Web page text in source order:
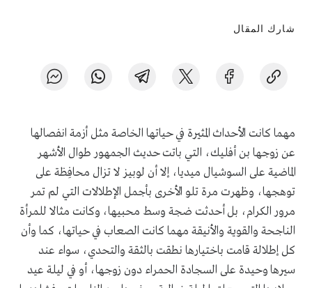
شارك المقال
مهما كانت الأحداث المثيرة في حياتها الخاصة مثل أزمة انفصالها
عن زوجها بن أفليك، التي باتت حديث الجمهور طوال الأشهر
الماضية على السوشيال ميديا، إلا أن لوبيز لا تزال محافِظة على
توهجها، وظهرت مرة تلو الأخرى بأجمل الإطلالات التي لم تمر
مرور الكرام، بل أحدثت ضجة وسط محبيها، وكانت مثالا للمرأة
الناجحة والقوية والأنيقة مهما كانت الصعاب في حياتها، كما وأن
كل إطلالة قامت باختيارها نطقت بالثقة والتحدي، سواء عند
سيرها وحيدة على السجادة الحمراء دون زوجها، أو في ليلة عيد